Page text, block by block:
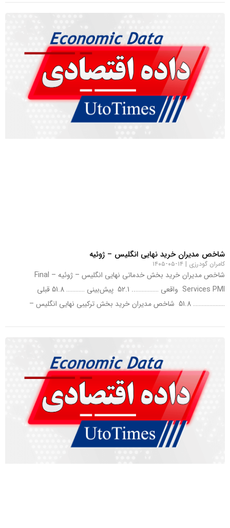
شاخص مدیران خرید نهایی انگلیس – ژوئيه
کامران گودرزی ۱۴-۰۵-۱۴۰۵
شاخص مدیران خرید بخش خدماتی نهایی انگلیس – ژوئيه – Final
Services PMI واقعی …………….. 52.1 پیش‌بینی ………… 51.8 قبلی
……………….. 51.8 شاخص مدیران خرید بخش ترکیبی نهایی انگلیس –